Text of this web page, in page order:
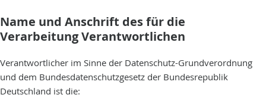
Name und Anschrift des für die
Verarbeitung Verantwortlichen
Verantwortlicher im Sinne der Datenschutz-Grundverordnung
und dem Bundesdatenschutzgesetz der Bundesrepublik
Deutschland ist die: